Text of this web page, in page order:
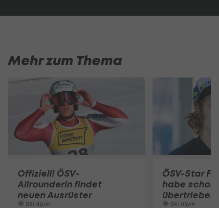
Mehr zum Thema
Offiziell! ÖSV-
Allrounderin findet
neuen Ausrüster
Ski Alpin
ÖSV-Star
habe schon
übertrieben"
Ski Alpin